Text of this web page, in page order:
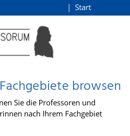
Start
browsen
Sie die Professoren und
nach Ihrem Fachgebiet